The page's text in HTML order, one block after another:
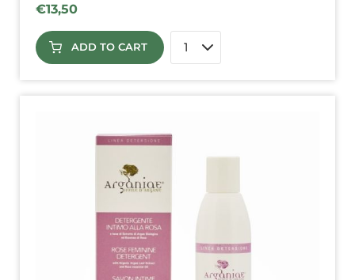
€13,50
ADD TO CART